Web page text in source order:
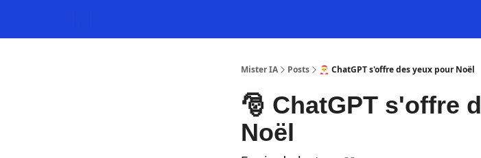
Mister IA Posts 🎅 ChatGPT s'offre des yeux pour Noël
🎅 ChatGPT s'offre
Noël